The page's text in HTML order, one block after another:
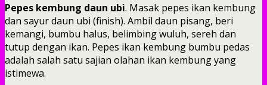
Pepes kembung daun ubi. Masak pepes ikan kembung
dan sayur daun ubi (finish). Ambil daun pisang, beri
kemangi, bumbu halus, belimbing wuluh, sereh dan
tutup dengan ikan. Pepes ikan kembung bumbu pedas
adalah salah satu sajian olahan ikan kembung yang
istimewa.